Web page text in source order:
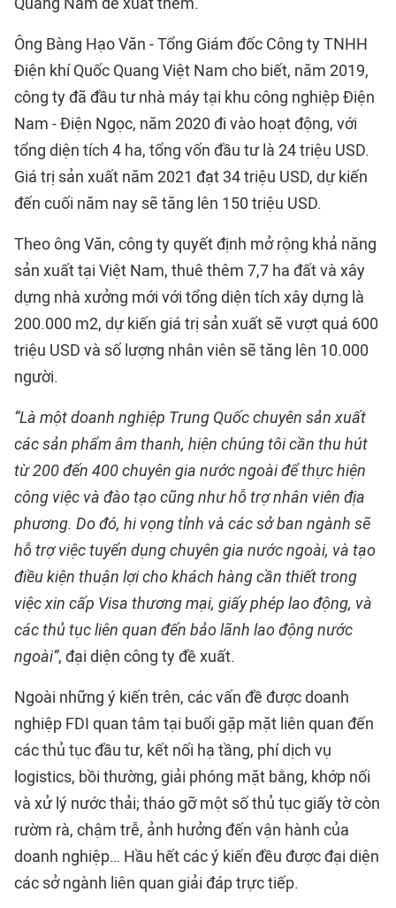
Ông Bàng Hạo Văn - Tổng Giám đốc Công ty TNHH
Điện khí Quốc Quang Việt Nam cho biết, năm 2019,
công ty đã đầu tư nhà máy tại khu công nghiệp Điện
Nam - Điện Ngọc, năm 2020 đi vào hoạt động, với
tổng diện tích 4 ha, tổng vốn đầu tư là 24 triệu USD.
Giá trị sản xuất năm 2021 đạt 34 triệu USD, dự kiến
đến cuối năm nay sẽ tăng lên 150 triệu USD.
Theo ông Văn, công ty quyết định mở rộng khả năng
sản xuất tại Việt Nam, thuê thêm 7,7 ha đất và xây
dựng nhà xưởng mới với tổng diện tích xây dựng là
200.000 m2, dự kiến giá trị sản xuất sẽ vượt quá 600
triệu USD và số lượng nhân viên sẽ tăng lên 10.000
người.
“Là một doanh nghiệp Trung Quốc chuyên sản xuất
các sản phẩm âm thanh, hiện chúng tôi cần thu hút
từ 200 đến 400 chuyên gia nước ngoài để thực hiện
công việc và đào tạo cũng như hỗ trợ nhân viên địa
phương. Do đó, hi vọng tỉnh và các sở ban ngành sẽ
hỗ trợ việc tuyển dụng chuyên gia nước ngoài, và tạo
điều kiện thuận lợi cho khách hàng cần thiết trong
việc xin cấp Visa thương mại, giấy phép lao động, và
các thủ tục liên quan đến bảo lãnh lao động nước
ngoài”, đại diện công ty đề xuất.
Ngoài những ý kiến trên, các vấn đề được doanh
nghiệp FDI quan tâm tại buổi gặp mặt liên quan đến
các thủ tục đầu tư, kết nối hạ tầng, phí dịch vụ
logistics, bồi thường, giải phóng mặt bằng, khớp nối
và xử lý nước thải; tháo gỡ một số thủ tục giấy tờ còn
rườm rà, chậm trễ, ảnh hưởng đến vận hành của
doanh nghiệp… Hầu hết các ý kiến đều được đại diện
các sở ngành liên quan giải đáp trực tiếp.